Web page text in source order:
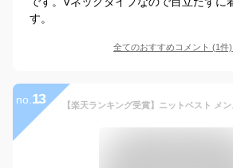
す。
全てのおすすめコメント (1件)
no. 13